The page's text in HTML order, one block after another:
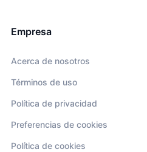
Empresa
Acerca de nosotros
Términos de uso
Política de privacidad
Preferencias de cookies
Política de cookies